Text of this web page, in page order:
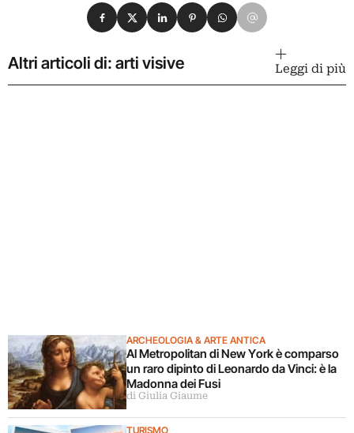
Condividi su Facebook
Condividi su X
Condividi su LinkedIn
Condividi su Pinterest
Condividi su WhatsApp
Condividi su Email
Altri articoli di: arti visive Leggi di più
ARCHEOLOGIA & ARTE ANTICA
Al Metropolitan di New York è comparso
un raro dipinto di Leonardo da Vinci: è la
Madonna dei Fusi
di Giulia Giaume
TURISMO